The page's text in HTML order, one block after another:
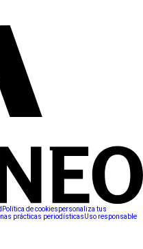
Política de cookiespersonaliza tus
prácticas periodísticasUso responsable